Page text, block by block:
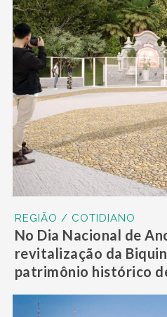
REGIÃO / COTIDIANO
No Dia Nacional de
revitalização da
patrimônio histórico